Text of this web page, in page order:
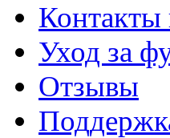
Уход за
Отзывы